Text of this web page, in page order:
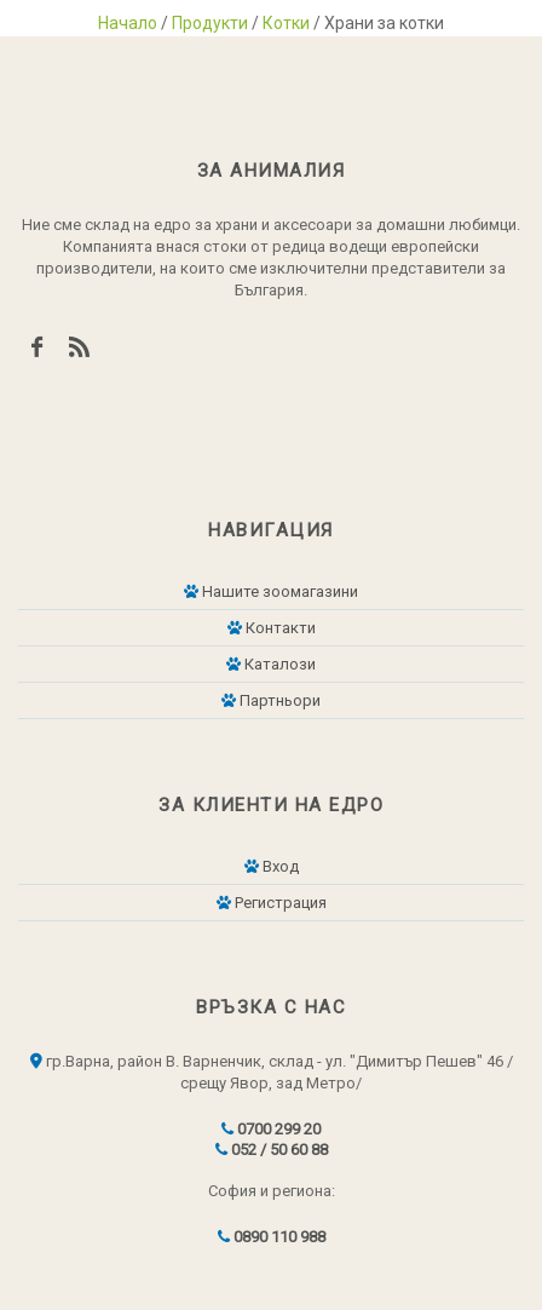
Начало / Продукти / Котки / Храни за котки
ЗА АНИМАЛИЯ
Ние сме склад на едро за храни и аксесоари за домашни любимци.
Компанията внася стоки от редица водещи европейски
производители, на които сме изключителни представители за
България.
НАВИГАЦИЯ
Нашите зоомагазини
Контакти
Каталози
Партньори
ЗА КЛИЕНТИ НА ЕДРО
Вход
Регистрация
ВРЪЗКА С НАС
гр.Варна, район В. Варненчик, склад - ул. "Димитър Пешев" 46 /
срещу Явор, зад Метро/
0700 299 20
052 / 50 60 88
София и региона:
0890 110 988